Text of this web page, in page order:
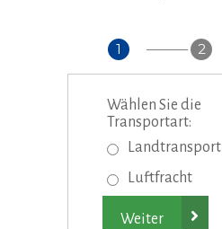
1 2
Wählen Sie die
Transportart:
Landtransport
Luftfracht
